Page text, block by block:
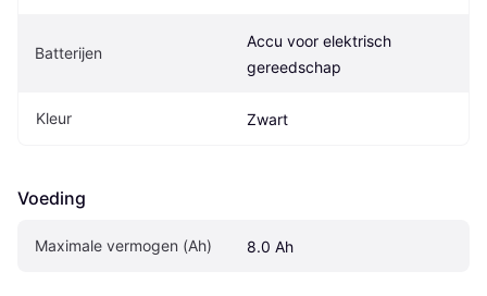
Batterijen
Accu voor elektrisch
gereedschap
Kleur Zwart
Voeding
Maximale vermogen (Ah) 8.0 Ah